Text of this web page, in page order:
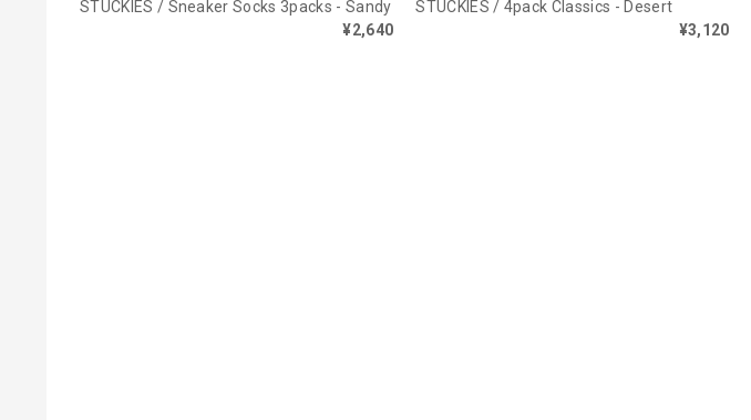
STUCKIES / Sneaker Socks 3packs - Sandy
¥2,640
STUCKIES / 4pack Classics - Desert
¥3,120